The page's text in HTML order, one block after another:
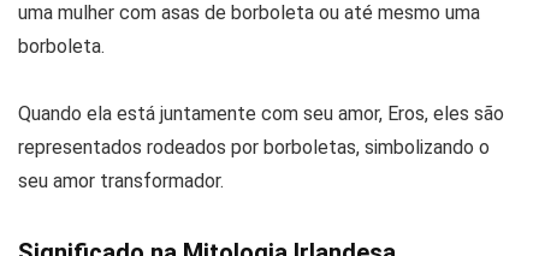
uma mulher com asas de borboleta ou até mesmo uma
borboleta.
Quando ela está juntamente com seu amor, Eros, eles são
representados rodeados por borboletas, simbolizando o
seu amor transformador.